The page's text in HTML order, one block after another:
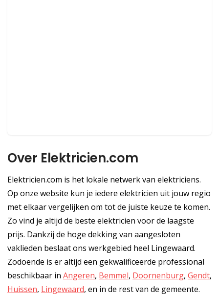
Over Elektricien.com
Elektricien.com is het lokale netwerk van elektriciens.
Op onze website kun je iedere elektricien uit jouw regio
met elkaar vergelijken om tot de juiste keuze te komen.
Zo vind je altijd de beste elektricien voor de laagste
prijs. Dankzij de hoge dekking van aangesloten
vaklieden beslaat ons werkgebied heel Lingewaard.
Zodoende is er altijd een gekwalificeerde professional
beschikbaar in Angeren, Bemmel, Doornenburg, Gendt,
Huissen, Lingewaard, en in de rest van de gemeente.